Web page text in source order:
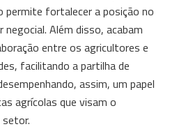
permite fortalecer a posição no
Além disso, acabam
entre os agricultores e
facilitando a partilha de
assim, um papel
agrícolas que visam o